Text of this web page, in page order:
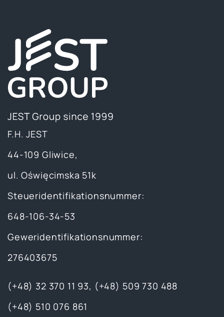
F.H. JEST
44-109 Gliwice,
ul. Oświęcimska 51k
Steueridentifikationsnummer:
648-106-34-53
Geweridentifikationsnummer:
276403675
(+48) 32 370 11 93, (+48) 509 730 488
(+48) 510 076 861